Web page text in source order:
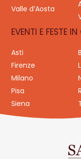
Valle d’Aosta
EVENTI E FESTE
Asti
Firenze
Milano
Pisa
Siena